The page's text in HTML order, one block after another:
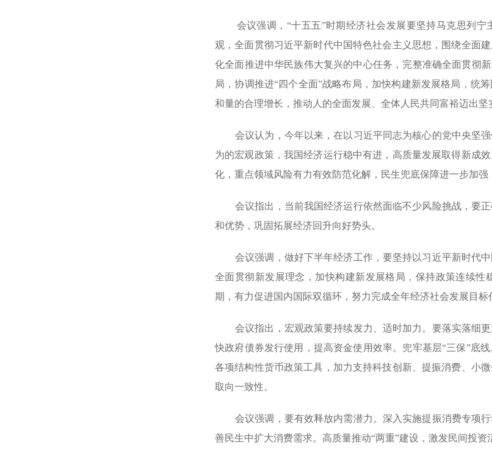
会议强调，“十五五”时期经济社会发展要坚持马克思列宁
观，全面贯彻习近平新时代中国特色社会主义思想，围绕全面
化全面推进中华民族伟大复兴的中心任务，完整准确全面贯彻
局，协调推进“四个全面”战略布局，加快构建新发展格局，统
和量的合理增长，推动人的全面发展、全体人民共同富裕迈出
会议认为，今年以来，在以习近平同志为核心的党中央坚强
为的宏观政策，我国经济运行稳中有进，高质量发展取得新成
化，重点领域风险有力有效防范化解，民生兜底保障进一步加强
会议指出，当前我国经济运行依然面临不少风险挑战，要正
和优势，巩固拓展经济回升向好势头。
会议强调，做好下半年经济工作，要坚持以习近平新时代中
全面贯彻新发展理念，加快构建新发展格局，保持政策连续
期，有力促进国内国际双循环，努力完成全年经济社会发展目标
会议指出，宏观政策要持续发力、适时加力。要落实落细更
快政府债券发行使用，提高资金使用效率。兜牢基层“三保”底
各项结构性货币政策工具，加力支持科技创新、提振消费、小
取向一致性。
会议强调，要有效释放内需潜力。深入实施提振消费专项行
善民生中扩大消费需求。高质量推动“两重”建设，激发民间投资